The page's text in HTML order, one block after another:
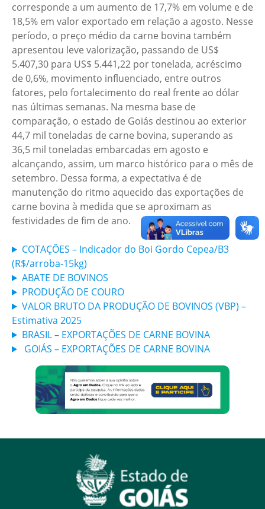
corresponde a um aumento de 17,7% em volume e de
18,5% em valor exportado em relação a agosto. Nesse
período, o preço médio da carne bovina também
apresentou leve valorização, passando de US$
5.407,30 para US$ 5.441,22 por tonelada, acréscimo
de 0,6%, movimento influenciado, entre outros
fatores, pelo fortalecimento do real frente ao dólar
nas últimas semanas. Na mesma base de
comparação, o estado de Goiás destinou ao exterior
44,7 mil toneladas de carne bovina, superando as
36,5 mil toneladas embarcadas em agosto e
alcançando, assim, um marco histórico para o mês de
setembro. Dessa forma, a expectativa é de
manutenção do ritmo aquecido das exportações de
carne bovina à medida que se aproximam as
festividades de fim de ano.
COTAÇÕES – Indicador do Boi Gordo Cepea/B3
(R$/arroba-15kg)
ABATE DE BOVINOS
PRODUÇÃO DE COURO
VALOR BRUTO DA PRODUÇÃO DE BOVINOS (VBP) –
Estimativa 2025
BRASIL – EXPORTAÇÕES DE CARNE BOVINA
GOIÁS – EXPORTAÇÕES DE CARNE BOVINA